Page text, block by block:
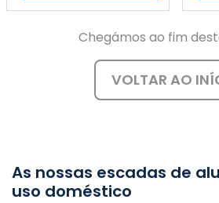
Chegámos ao fim
VOLTAR AO
As nossas escadas de
uso doméstico